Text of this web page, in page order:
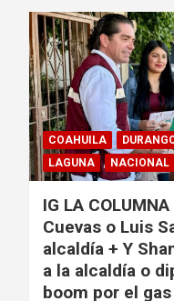
COAHUILA
LAGUNA
NACIONAL
IG LA
Cuevas o Luis
alcaldía + Y
a la alcaldía o
boom por el